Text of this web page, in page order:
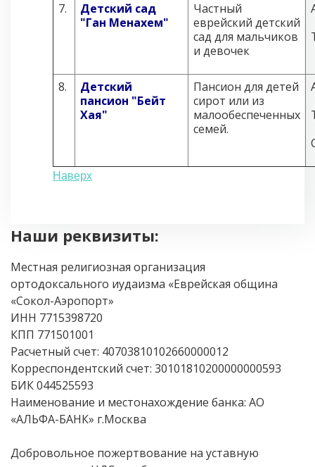
7.
Детский сад
"Ган Менахем"
Частный
еврейский детский
сад для мальчиков
и девочек
8.
Детский
пансион "Бейт
Хая"
Пансион для детей
сирот или из
малообеспеченных
семей.
Наверх
Наши реквизиты:
Местная религиозная организация
ортодоксального иудаизма «Еврейская община
«Сокол-Аэропорт»
ИНН 7715398720
КПП 771501001
Расчетный счет: 40703810102660000012
Корреспондентский счет: 30101810200000000593
БИК 044525593
Наименование и местонахождение банка: АО
«АЛЬФА-БАНК» г.Москва
Добровольное пожертвование на уставную